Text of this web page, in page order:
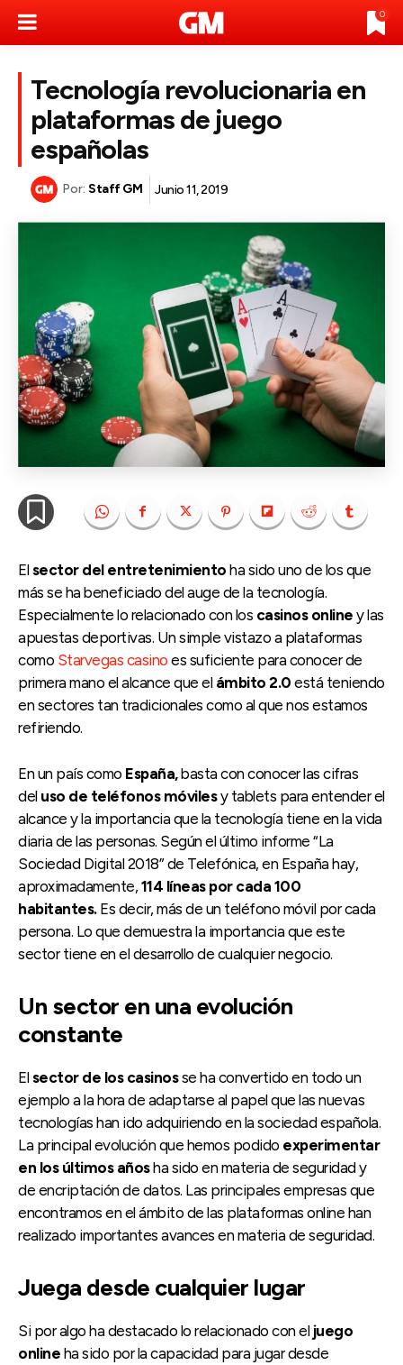
0
Tecnología revolucionaria en
plataformas de juego
españolas
Por: Staff GM Junio 11, 2019
Elsector del entretenimiento ha sido uno de los que
más se ha beneficiado del auge de la tecnología.
Especialmente lo relacionado con los casinos online y las
apuestas deportivas. Un simple vistazo a plataformas
como Starvegas casino es suficiente para conocer de
primera mano el alcance que el ámbito 2.0 está teniendo
en sectores tan tradicionales como al que nos estamos
refiriendo.
En un país como España,basta con conocer las cifras
del uso de teléfonos móvilesy tablets para entender el
alcance y la importancia que la tecnología tiene en la vida
diaria de las personas. Según el último informe “La
Sociedad Digital 2018” de Telefónica, en España hay,
aproximadamente, 114 líneas por cada 100
habitantes. Es decir, más de un teléfono móvil por cada
persona. Lo que demuestra la importancia que este
sector tiene en el desarrollo de cualquier negocio.
Un sector en una evolución
constante
Elsector de los casinosse ha convertido en todo un
ejemplo a la hora de adaptarse al papel que las nuevas
tecnologías han ido adquiriendo en la sociedad española.
La principal evolución que hemos podido experimentar
en los últimos añosha sido en materia de seguridad y
de encriptación de datos. Las principales empresas que
encontramos en el ámbito de las plataformas online han
realizado importantes avances en materia de seguridad.
Juega desde cualquier lugar
Si por algo ha destacado lo relacionado con el juego
online ha sido por la capacidad para jugar desde